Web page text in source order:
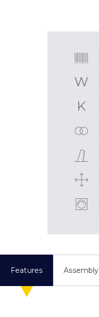
Features Assembly